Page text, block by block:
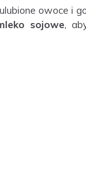
owoce i
sojowe,